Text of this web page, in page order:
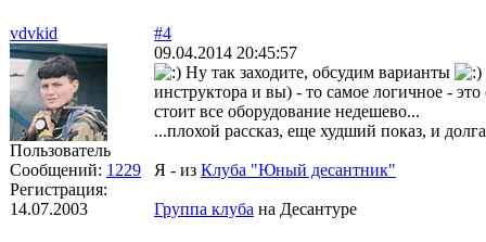
vdvkid
Пользователь
Сообщений: 1229
Регистрация:
14.07.2003
#4
09.04.2014 20:45:57
Ну так заходите, обсудим варианты
инструктора и вы) - то самое логичное -
стоит все оборудование недешево...
...плохой рассказ, еще худший показ, и
Я - из Клуба "Юный десантник"
Группа клуба на Десантуре